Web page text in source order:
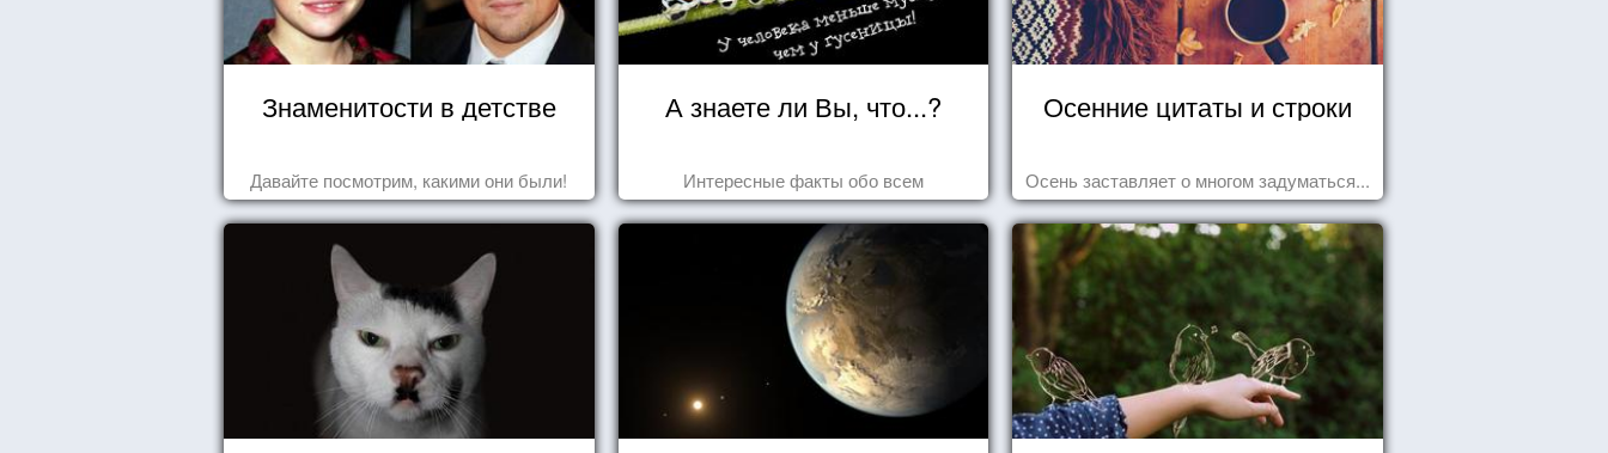
Знаменитости в детстве
Давайте посмотрим, какими они были!
А знаете ли Вы, что...?
Интересные факты обо всем
Осенние цитаты и строки
Осень заставляет о многом задуматься...